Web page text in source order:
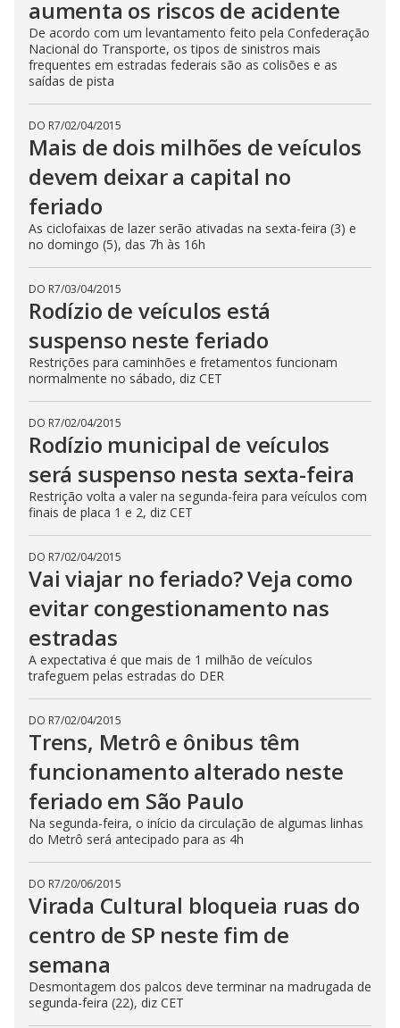
aumenta os riscos de acidente
De acordo com um levantamento feito pela Confederação
Nacional do Transporte, os tipos de sinistros mais
frequentes em estradas federais são as colisões e as
saídas de pista
DO R7/02/04/2015
Mais de dois milhões de veículos
devem deixar a capital no
feriado
As ciclofaixas de lazer serão ativadas na sexta-feira (3) e
no domingo (5), das 7h às 16h
DO R7/03/04/2015
Rodízio de veículos está
suspenso neste feriado
Restrições para caminhões e fretamentos funcionam
normalmente no sábado, diz CET
DO R7/02/04/2015
Rodízio municipal de veículos
será suspenso nesta sexta-feira
Restrição volta a valer na segunda-feira para veículos com
finais de placa 1 e 2, diz CET
DO R7/02/04/2015
Vai viajar no feriado? Veja como
evitar congestionamento nas
estradas
A expectativa é que mais de 1 milhão de veículos
trafeguem pelas estradas do DER
DO R7/02/04/2015
Trens, Metrô e ônibus têm
funcionamento alterado neste
feriado em São Paulo
Na segunda-feira, o início da circulação de algumas linhas
do Metrô será antecipado para as 4h
DO R7/20/06/2015
Virada Cultural bloqueia ruas do
centro de SP neste fim de
semana
Desmontagem dos palcos deve terminar na madrugada de
segunda-feira (22), diz CET